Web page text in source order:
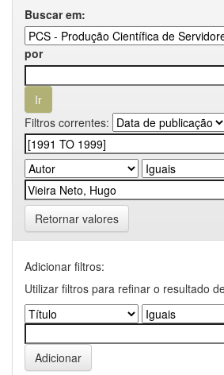
Buscar em:
por
Filtros correntes:
Retornar valores
Adicionar filtros:
Utilizar filtros para refinar o resultado